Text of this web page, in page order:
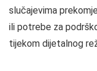
slučajevima
ili potrebe za
tijekom dijetalnog